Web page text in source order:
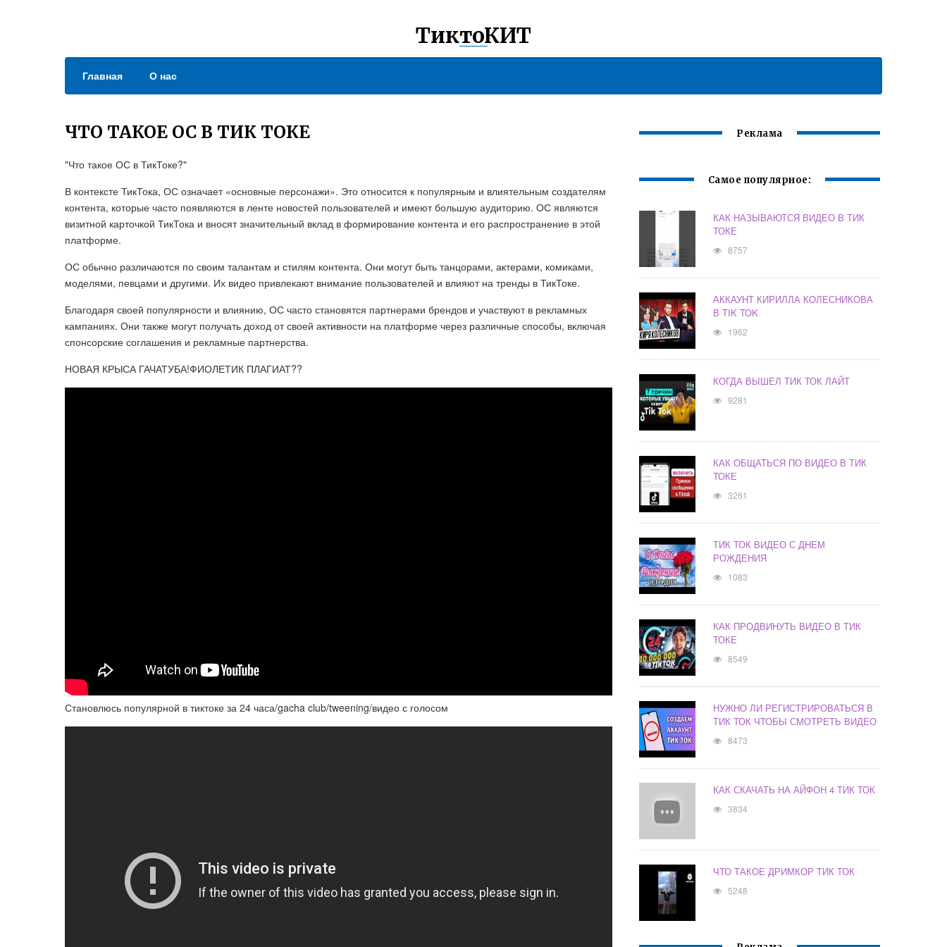
ТиктоКИТ
Главная О нас
ЧТО ТАКОЕ ОС В ТИК ТОКЕ
"Что такое ОС в ТикТоке?"
В контексте ТикТока, ОС означает «основные персонажи». Это относится к популярным и влиятельным создателям
контента, которые часто появляются в ленте новостей пользователей и имеют большую аудиторию. ОС являются
визитной карточкой ТикТока и вносят значительный вклад в формирование контента и его распространение в этой
платформе.
ОС обычно различаются по своим талантам и стилям контента. Они могут быть танцорами, актерами, комиками,
моделями, певцами и другими. Их видео привлекают внимание пользователей и влияют на тренды в ТикТоке.
Благодаря своей популярности и влиянию, ОС часто становятся партнерами брендов и участвуют в рекламных
кампаниях. Они также могут получать доход от своей активности на платформе через различные способы, включая
спонсорские соглашения и рекламные партнерства.
НОВАЯ КРЫСА ГАЧАТУБА!ФИОЛЕТИК ПЛАГИАТ??
Становлюсь популярной в тиктоке за 24 часа/gacha club/tweening/видео с голосом
Реклама
Самое популярное:
КАК НАЗЫВАЮТСЯ ВИДЕО В ТИК
ТОКЕ
8757
АККАУНТ КИРИЛЛА КОЛЕСНИКОВА
В TIK TOK
1962
КОГДА ВЫШЕЛ ТИК ТОК ЛАЙТ
9281
КАК ОБЩАТЬСЯ ПО ВИДЕО В ТИК
ТОКЕ
3261
ТИК ТОК ВИДЕО С ДНЕМ
РОЖДЕНИЯ
1083
КАК ПРОДВИНУТЬ ВИДЕО В ТИК
ТОКЕ
8549
НУЖНО ЛИ РЕГИСТРИРОВАТЬСЯ В
ТИК ТОК ЧТОБЫ СМОТРЕТЬ ВИДЕО
8473
КАК СКАЧАТЬ НА АЙФОН 4 ТИК ТОК
3834
ЧТО ТАКОЕ ДРИМКОР ТИК ТОК
5248